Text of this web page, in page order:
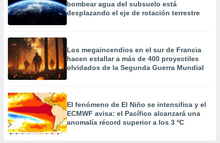
e
mediante
publicidad
de
1199
bombear agua del subsuelo está
desplazando el eje de rotación terrestre
Los megaincendios en el sur de Francia
hacen estallar a más de 400 proyectiles
olvidados de la Segunda Guerra Mundial
El fenómeno de El Niño se intensifica y el
ECMWF avisa: el Pacífico alcanzará una
anomalía récord superior a los 3 ºC